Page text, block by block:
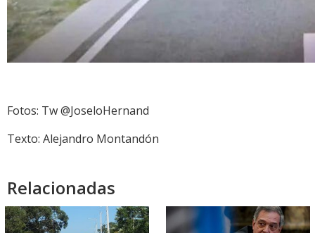
Fotos: Tw @JoseloHernand
Texto: Alejandro Montandón
Relacionadas